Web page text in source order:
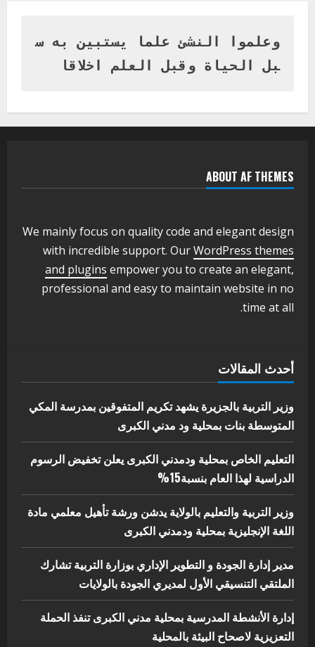
بنات بمحلية ود مدني الكبرى
أغسطس 3, 2026
يعلن تخفيض الرسوم الدراسية لهذا العام
بنسبة15%
3
وزير التربية والتعليم بالولاية يدشن ورشة
أغسطس 3, 2026
اخر الاخبار الاخبار
مدير إدارة الجودة و التطوير الإداري
بوزارة التربية تشارك الملتقي التنسيقي
5
البيئة بالمحلية
يوليو 29, 2026
وعلموا النشئ علما يستبين به س
بل الحياة وقبل العلم اخلاقا
ABOUT AF THEMES
We mainly focus on quality code and elegant design
with incredible support. OurWordPress themes
and plugins empower you to create an elegant,
professional and easy to maintain website in no
time at all.
أحدث المقالات
وزير التربية بالجزيرة يشهد تكريم المتفوقين بمدرسة المكي
المتوسطة بنات بمحلية ود مدني الكبرى
التعليم الخاص بمحلية ودمدني الكبرى يعلن تخفيض الرسوم
الدراسية لهذا العام بنسبة15%
وزير التربية والتعليم بالولاية يدشن ورشة تأهيل معلمي مادة
اللغة الإنجليزية بمحلية ودمدني الكبرى
مدير إدارة الجودة و التطوير الإداري بوزارة التربية تشارك
الملتقي التنسيقي الأول لمديري الجودة بالولايات
إدارة الأنشطة المدرسية بمحلية مدني الكبرى تنفذ الحملة
التعزيزية لاصحاح البيئة بالمحلية